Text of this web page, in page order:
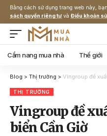
Bằng cách sử dụng trang web này,
sách quyền riêng tư và Điều khoản
Cẩm nang mua nhà Thế giới
Blog > Thị trường > Vingroup đề
THỊ TRƯỜNG
Vingroup đề
biển Cần Giờ